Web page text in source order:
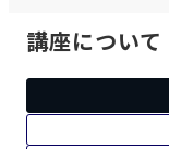
講座について